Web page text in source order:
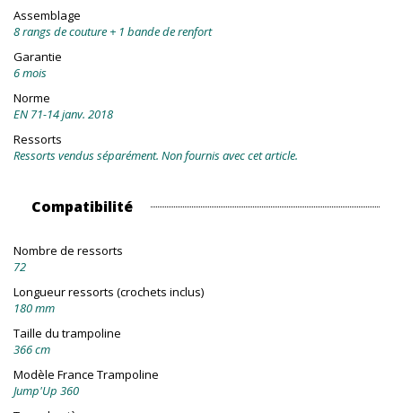
Assemblage
8 rangs de couture + 1 bande de renfort
Garantie
6 mois
Norme
EN 71-14 janv. 2018
Ressorts
Ressorts vendus séparément. Non fournis avec cet article.
Compatibilité
Nombre de ressorts
72
Longueur ressorts (crochets inclus)
180 mm
Taille du trampoline
366 cm
Modèle France Trampoline
Jump'Up 360